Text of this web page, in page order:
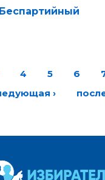
Беспартийный
4 5 6
›